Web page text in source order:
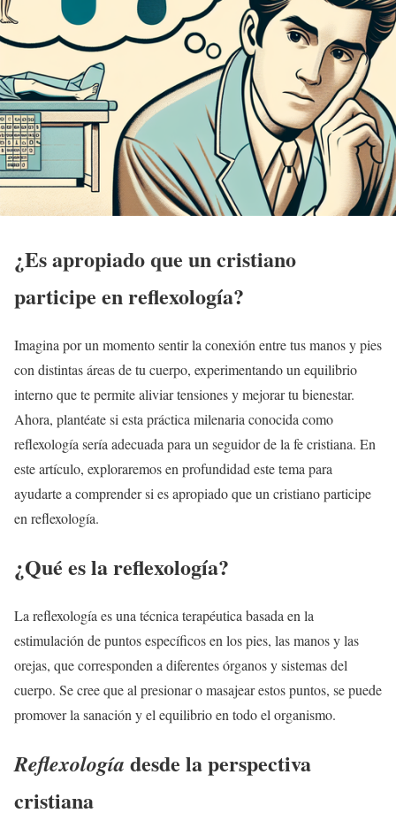
¿Es apropiado que un cristiano
participe en reflexología?
Imagina por un momento sentir la conexión entre tus manos y pies
con distintas áreas de tu cuerpo, experimentando un equilibrio
interno que te permite aliviar tensiones y mejorar tu bienestar.
Ahora, plantéate si esta práctica milenaria conocida como
reflexología sería adecuada para un seguidor de la fe cristiana. En
este artículo, exploraremos en profundidad este tema para
ayudarte a comprender si es apropiado que un cristiano participe
en reflexología.
¿Qué es la reflexología?
La reflexología es una técnica terapéutica basada en la
estimulación de puntos específicos en los pies, las manos y las
orejas, que corresponden a diferentes órganos y sistemas del
cuerpo. Se cree que al presionar o masajear estos puntos, se puede
promover la sanación y el equilibrio en todo el organismo.
Reflexología desde la perspectiva
cristiana